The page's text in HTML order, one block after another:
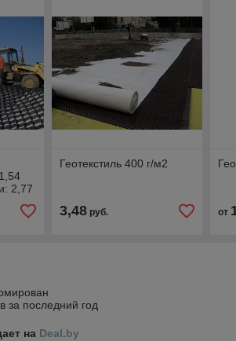
2,77
м
Геотекстиль 400 г/м2
3,48руб. от
за последний год
на Deal.by